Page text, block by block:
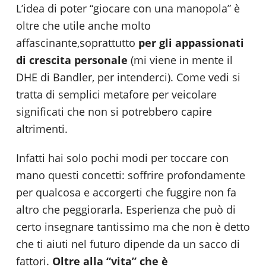
L’idea di poter “giocare con una manopola” è
oltre che utile anche molto
affascinante,soprattutto per gli appassionati
di crescita personale (mi viene in mente il
DHE di Bandler, per intenderci). Come vedi si
tratta di semplici metafore per veicolare
significati che non si potrebbero capire
altrimenti.
Infatti hai solo pochi modi per toccare con
mano questi concetti: soffrire profondamente
per qualcosa e accorgerti che fuggire non fa
altro che peggiorarla. Esperienza che può di
certo insegnare tantissimo ma che non è detto
che ti aiuti nel futuro dipende da un sacco di
fattori. Oltre alla “vita” che è